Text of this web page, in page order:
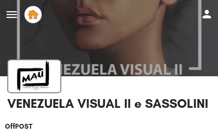
VENEZUELA VISUAL II e SASSOLINI
OffPOST